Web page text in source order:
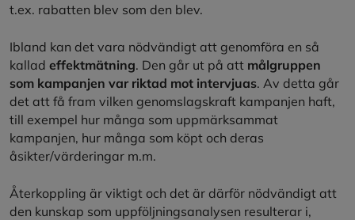
t.ex. rabatten blev som den blev.
Ibland kan det vara nödvändigt att genomföra en så
kallad effektmätning. Den går ut på att målgruppen
som kampanjen var riktad mot intervjuas. Av detta går
det att få fram vilken genomslagskraft kampanjen haft,
till exempel hur många som uppmärksammat
kampanjen, hur många som köpt och deras
åsikter/värderingar m.m.
Återkoppling är viktigt och det är därför nödvändigt att
den kunskap som uppföljningsanalysen resulterar i,